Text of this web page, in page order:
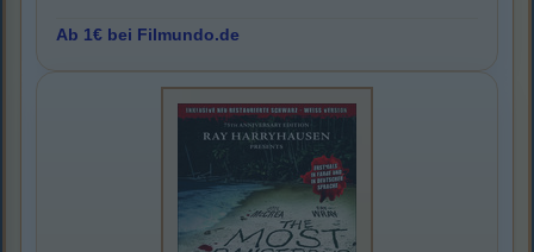
Ab 1€ bei Filmundo.de